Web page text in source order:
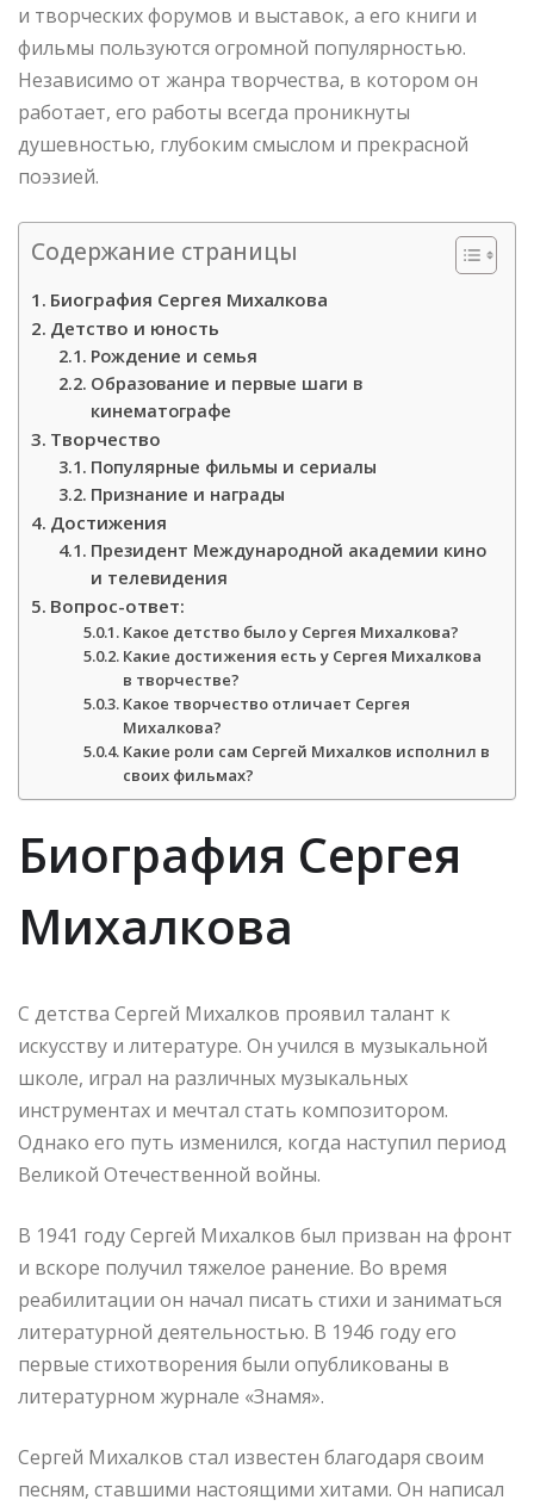
и творческих форумов и выставок, а его книги и
фильмы пользуются огромной популярностью.
Независимо от жанра творчества, в котором он
работает, его работы всегда проникнуты
душевностью, глубоким смыслом и прекрасной
поэзией.
Содержание страницы
Биография Сергея Михалкова
Детство и юность
Рождение и семья
Образование и первые шаги в
кинематографе
Творчество
Популярные фильмы и сериалы
Признание и награды
Достижения
Президент Международной академии кино
и телевидения
Вопрос-ответ:
Какое детство было у Сергея Михалкова?
Какие достижения есть у Сергея Михалкова
в творчестве?
Какое творчество отличает Сергея
Михалкова?
Какие роли сам Сергей Михалков исполнил в
своих фильмах?
Биография Сергея
Михалкова
С детства Сергей Михалков проявил талант к
искусству и литературе. Он учился в музыкальной
школе, играл на различных музыкальных
инструментах и мечтал стать композитором.
Однако его путь изменился, когда наступил период
Великой Отечественной войны.
В 1941 году Сергей Михалков был призван на фронт
и вскоре получил тяжелое ранение. Во время
реабилитации он начал писать стихи и заниматься
литературной деятельностью. В 1946 году его
первые стихотворения были опубликованы в
литературном журнале «Знамя».
Сергей Михалков стал известен благодаря своим
песням, ставшими настоящими хитами. Он написал